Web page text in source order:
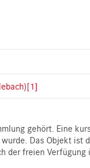
[1]
gehört. Eine
Das Objekt ist
der freien Verfügung